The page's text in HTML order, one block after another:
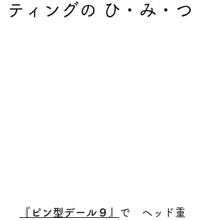
ティングの ひ・み・つ
『ピン型デール９』
で　ヘッド重